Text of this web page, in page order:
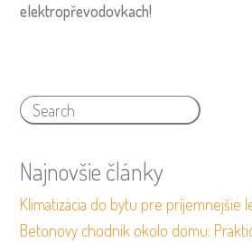
elektropřevodovkach!
Najnovšie články
Klimatizácia do bytu pre príjemnejšie
Betonovy chodnik okolo domu: